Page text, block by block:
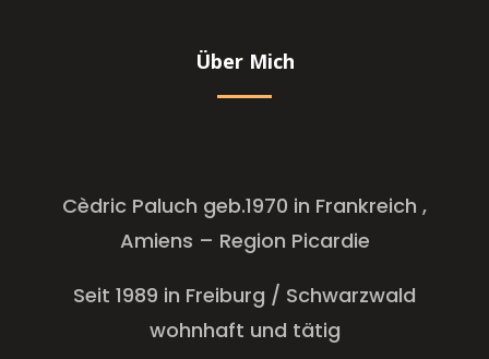
Über Mich
Cèdric Paluch geb.1970 in Frankreich ,
Amiens – Region Picardie
Seit 1989 in Freiburg / Schwarzwald
wohnhaft und tätig